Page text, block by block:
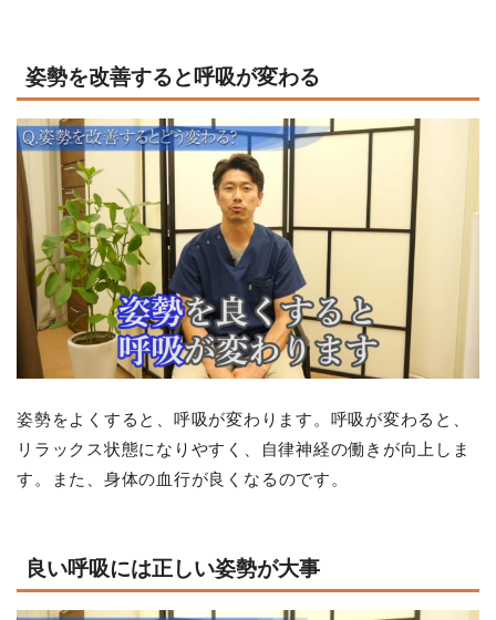
姿勢を改善すると呼吸が変わる
姿勢をよくすると、呼吸が変わります。呼吸が変わると、
リラックス状態になりやすく、自律神経の働きが向上しま
す。また、 身体の血行が良くなるのです。
良い呼吸には正しい姿勢が大事